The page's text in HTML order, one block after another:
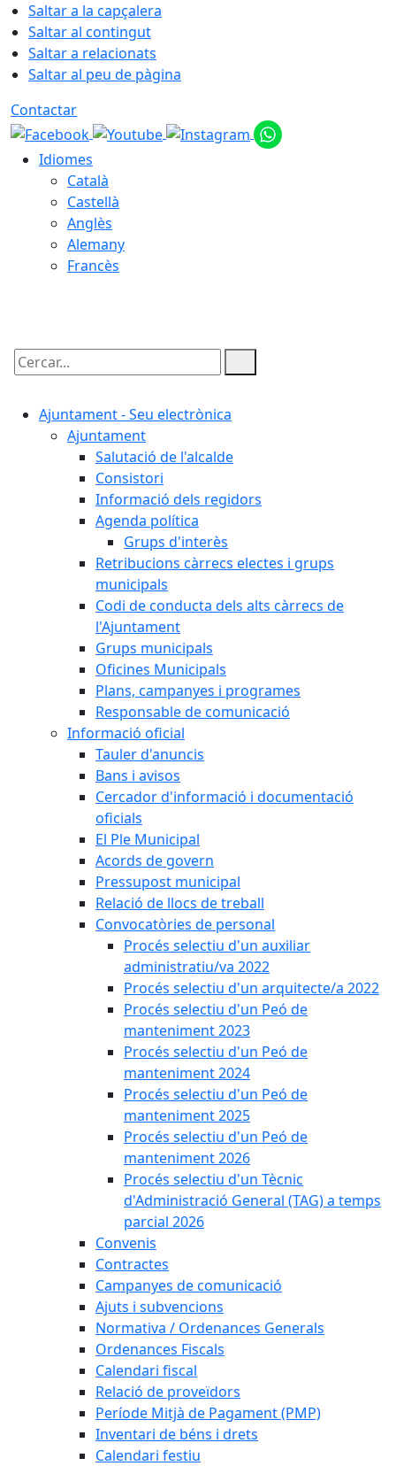
Saltar a la capçalera
Saltar al contingut
Saltar a relacionats
Saltar al peu de pàgina
Contactar
Idiomes
Català
Castellà
Anglès
Alemany
Francès
Cercar:
Ajuntament - Seu electrònica
Ajuntament
Salutació de l'alcalde
Consistori
Informació dels regidors
Agenda política
Grups d'interès
Retribucions càrrecs electes i grups
municipals
Codi de conducta dels alts càrrecs de
l'Ajuntament
Grups municipals
Oficines Municipals
Plans, campanyes i programes
Responsable de comunicació
Informació oficial
Tauler d'anuncis
Bans i avisos
Cercador d'informació i documentació
oficials
El Ple Municipal
Acords de govern
Pressupost municipal
Relació de llocs de treball
Convocatòries de personal
Procés selectiu d'un auxiliar
administratiu/va 2022
Procés selectiu d'un arquitecte/a 2022
Procés selectiu d'un Peó de
manteniment 2023
Procés selectiu d'un Peó de
manteniment 2024
Procés selectiu d'un Peó de
manteniment 2025
Procés selectiu d'un Peó de
manteniment 2026
Procés selectiu d'un Tècnic
d'Administració General (TAG) a temps
parcial 2026
Convenis
Contractes
Campanyes de comunicació
Ajuts i subvencions
Normativa / Ordenances Generals
Ordenances Fiscals
Calendari fiscal
Relació de proveïdors
Període Mitjà de Pagament (PMP)
Inventari de béns i drets
Calendari festiu